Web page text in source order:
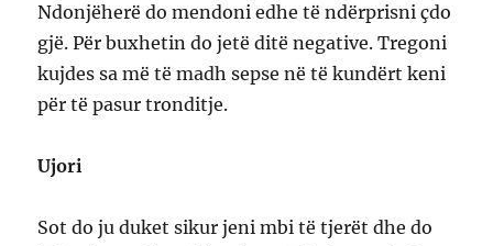
Ndonjëherë do mendoni edhe të ndërprisni çdo
gjë. Për buxhetin do jetë ditë negative. Tregoni
kujdes sa më të madh sepse në të kundërt keni
për të pasur tronditje.
Ujori
Sot do ju duket sikur jeni mbi të tjerët dhe do